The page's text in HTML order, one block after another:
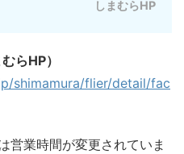
しまむらHP
らHP）
shimamura/flier/detail/fac
営業時間が変更されていま